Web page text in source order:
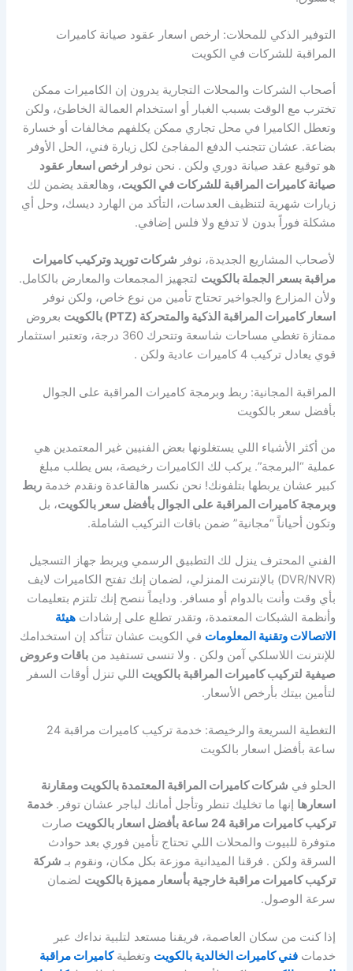
التوفير الذكي للمحلات: ارخص اسعار عقود صيانة كاميرات
المراقبة للشركات في الكويت
أصحاب الشركات والمحلات التجارية يدرون إن الكاميرات ممكن
تخترب مع الوقت بسبب الغبار أو استخدام العمالة الخاطئ، ولكن
وتعطل الكاميرا في محل تجاري ممكن يكلفهم مخالفات أو خسارة
بضاعة. عشان تتجنب الدفع المفاجئ لكل زيارة فني، الحل الأوفر
هو توقيع عقد صيانة دوري ولكن . نحن نوفر
ارخص اسعار عقود
صيانة كاميرات المراقبة للشركات في الكويت، وهالعقد يضمن لك
زيارات شهرية لتنظيف العدسات، التأكد من الهارد ديسك، وحل أي
مشكلة فوراً بدون لا تدفع ولا فلس إضافي.
لأصحاب المشاريع الجديدة، نوفر شركات توريد وتركيب كاميرات
مراقبة بسعر الجملة بالكويت لتجهيز المجمعات والمعارض بالكامل.
ولأن المزارع والجواخير تحتاج تأمين من نوع خاص، ولكن نوفر
اسعار كاميرات المراقبة الذكية والمتحركة (PTZ) بالكويت
بعروض
ممتازة تغطي مساحات شاسعة وتتحرك 360 درجة، وتعتبر استثمار
قوي يعادل تركيب 4 كاميرات عادية ولكن .
المراقبة المجانية: ربط وبرمجة كاميرات المراقبة على الجوال
بأفضل سعر بالكويت
من أكثر الأشياء اللي يستغلونها بعض الفنيين غير المعتمدين هي
عملية “البرمجة”. يركب لك الكاميرات رخيصة، بس يطلب مبلغ
كبير عشان يربطها بتلفونك! نحن نكسر هالقاعدة ونقدم خدمةربط
وبرمجة كاميرات المراقبة على الجوال بأفضل سعر بالكويت، بل
وتكون أحياناً “مجانية” ضمن باقات التركيب الشاملة.
الفني المحترف ينزل لك التطبيق الرسمي ويربط جهاز التسجيل
(DVR/NVR) بالإنترنت المنزلي، لضمان إنك تفتح الكاميرات لايف
بأي وقت وأنت بالدوام أو مسافر. ودايماً ننصح إنك تلتزم بتعليمات
وأنظمة الشبكات المعتمدة، وتقدر تطلع على إرشاداتهيئة
الاتصالات وتقنية المعلومات في الكويت عشان تتأكد إن استخدامك
للإنترنت اللاسلكي آمن ولكن . ولا تنسى تستفيد منباقات وعروض
صيفية لتركيب كاميرات المراقبة بالكويت اللي تنزل أوقات السفر
لتأمين بيتك بأرخص الأسعار.
التغطية السريعة والرخيصة: خدمة تركيب كاميرات مراقبة 24
ساعة بأفضل اسعار بالكويت
الحلو في شركات كاميرات المراقبة المعتمدة بالكويت ومقارنة
اسعارها إنها ما تخليك تنطر وتأجل أمانك لباجر عشان توفر.خدمة
تركيب كاميرات مراقبة 24 ساعة بأفضل اسعار بالكويت
صارت
متوفرة للبيوت والمحلات اللي تحتاج تأمين فوري بعد حوادث
السرقة ولكن . فرقنا الميدانية موزعة بكل مكان، ونقوم بـ شركة
تركيب كاميرات مراقبة خارجية بأسعار مميزة بالكويت لضمان
سرعة الوصول.
إذا كنت من سكان العاصمة، فريقنا مستعد لتلبية نداءك عبر
خدماتفني كاميرات الخالدية بالكويت وتغطيةكاميرات مراقبة